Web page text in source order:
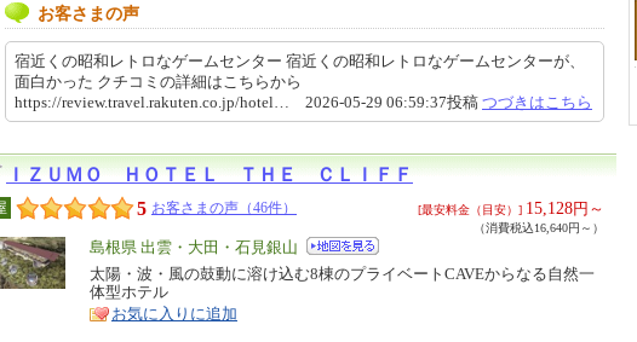
お客さまの声
宿近くの昭和レトロなゲームセンター 宿近くの昭和レトロなゲームセンターが、
面白かった クチコミの詳細はこちらから
https://review.travel.rakuten.co.jp/hotel… 2026-05-29 06:59:37投稿 つづきはこちら
ＩＺＵＭＯ ＨＯＴＥＬ ＴＨＥ ＣＬＩＦＦ
5 お客さまの声（46件） [最安料金（目安）] 15,128円～
（消費税込16,640円～）
エ
リ
ア
島根県 出雲・大田・石見銀山
特
徴
太陽・波・風の鼓動に溶け込む8棟のプライベートCAVEからなる自然一
体型ホテル
お気に入りに追加